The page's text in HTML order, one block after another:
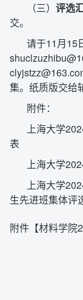
（三） 评选
交。
请于11月15
集。纸质版交给
附件：
上海大学
表
上海大学
上海大学
生先进班集体评
附件【材料学院